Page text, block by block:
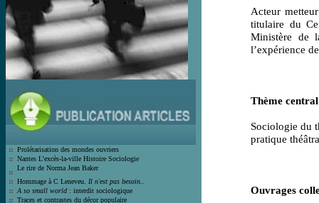
Prolétarisation des mondes ouvriers
Nantes L'excès-la-ville Histoire Sociologie
Le rire de Norma Jean Baker
Hommage à C Leneveu.
Il n'est pas besoin..
A so small world : interdit sociologique
Traces et contrastes du décor populaire
Acteur
titulaire du
Ministère de
l’expérience
Thème
Sociologie du
pratique
Ouvrages